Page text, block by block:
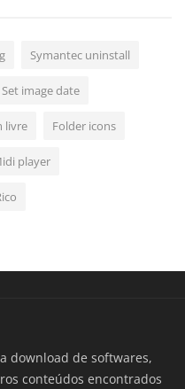
Symantec uninstall
Set image date
livre Folder icons
player
download de softwares,
conteúdos encontrados